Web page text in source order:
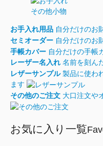
その他小物
お手入れ用品 自分だけのお
セミオーダー 自分だけのお
手帳カバー 自分だけの手帳
レーザー名入れ 名前を刻ん
レザーサンプル製品に使わ
ます
その他のご注文 大口注文や
お気に入り一覧